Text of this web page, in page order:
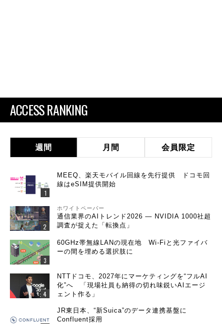
ACCESS RANKING
週間 月間 会員限定
MEEQ、楽天モバイル回線を先行提供 ドコモ回
線はeSIM提供開始
ホワイトペーパー
通信業界のAIトレンド2026 ― NVIDIA 1000社超
調査が捉えた「転換点」
60GHz帯無線LANの現在地 Wi-Fiと光ファイバ
ーの間を埋める選択肢に
NTTドコモ、2027年にマーケティングを“フルAI
化”へ 「現場社員も納得の切れ味鋭いAIエージ
ェント作る」
JR東日本、“新Suica”のデータ連携基盤に
Confluent採用